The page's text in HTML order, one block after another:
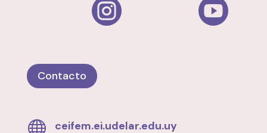
 
Contacto
 ceifem.ei.udelar.edu.uy